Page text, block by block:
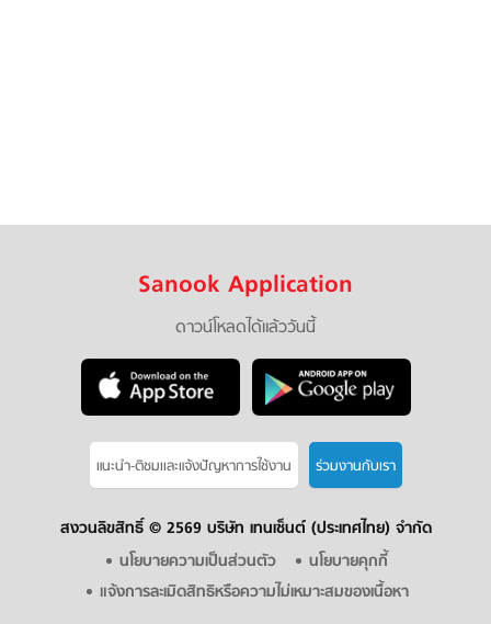
Sanook Application
ดาวน์โหลดได้แล้ววันนี้
แนะนำ-ติชมเเละแจ้งปัญหาการใช้งาน ร่วมงานกับเรา
สงวนลิขสิทธิ์ © 2569 บริษัท เทนเซ็นต์ (ประเทศไทย) จำกัด
นโยบายความเป็นส่วนตัว
นโยบายคุกกี้
แจ้งการละเมิดสิทธิหรือความไม่เหมาะสมของเนื้อหา